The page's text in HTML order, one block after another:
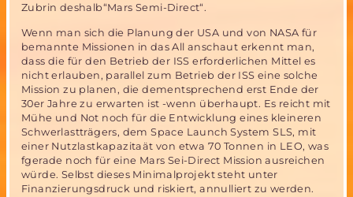
Zubrin deshalb“Mars Semi-Direct“.
Wenn man sich die Planung der USA und von NASA für
bemannte Missionen in das All anschaut erkennt man,
dass die für den Betrieb der ISS erforderlichen Mittel es
nicht erlauben, parallel zum Betrieb der ISS eine solche
Mission zu planen, die dementsprechend erst Ende der
30er Jahre zu erwarten ist -wenn überhaupt. Es reicht mit
Mühe und Not noch für die Entwicklung eines kleineren
Schwerlastträgers, dem Space Launch System SLS, mit
einer Nutzlastkapazitaät von etwa 70 Tonnen in LEO, was
fgerade noch für eine Mars Sei-Direct Mission ausreichen
würde. Selbst dieses Minimalprojekt steht unter
Finanzierungsdruck und riskiert, annulliert zu werden.